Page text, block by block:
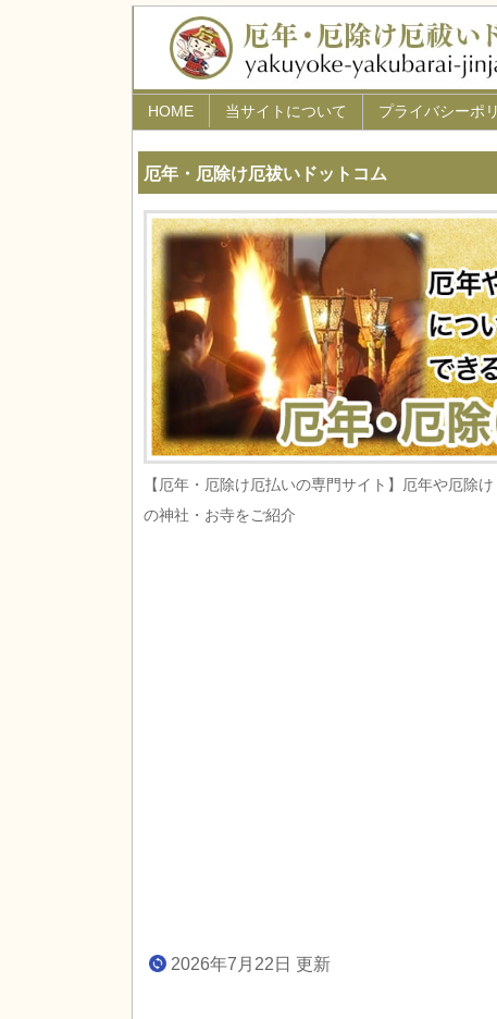
厄年・厄除け厄祓いドットコム
【厄年・厄除け厄払いの専門サイト】厄年や厄除
の神社・お寺をご紹介
2026年7月22日 更新
HOME 当サイトについて プライバシーポ